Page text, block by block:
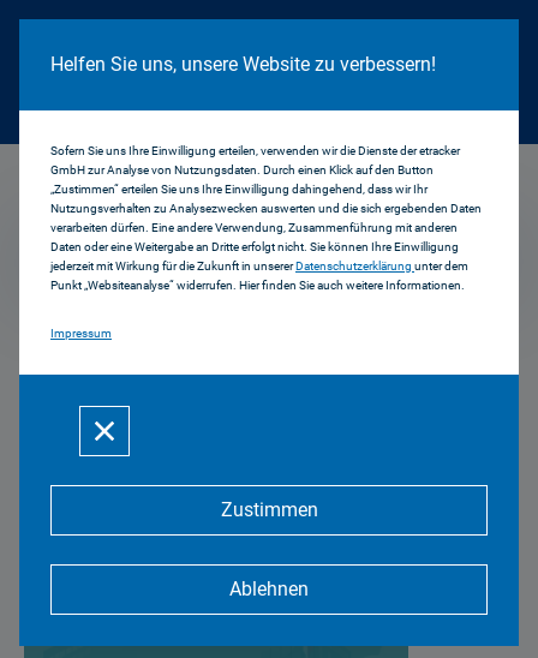
Cookie Hinweis
Helfen Sie uns, unsere Website zu verbessern!
Sofern Sie uns Ihre Einwilligung erteilen, verwenden wir die Dienste der etracker
GmbH zur Analyse von Nutzungsdaten. Durch einen Klick auf den Button
„Zustimmen“ erteilen Sie uns Ihre Einwilligung dahingehend, dass wir Ihr
Nutzungsverhalten zu Analysezwecken auswerten und die sich ergebenden Daten
verarbeiten dürfen. Eine andere Verwendung, Zusammenführung mit anderen
Daten oder eine Weitergabe an Dritte erfolgt nicht. Sie können Ihre Einwilligung
jederzeit mit Wirkung für die Zukunft in unsererDatenschutzerklärung unter dem
Punkt „Websiteanalyse“ widerrufen. Hier finden Sie auch weitere Informationen.
Impressum
Zustimmen
Ablehnen
THE FEED
Mehr zum Thema
THE FEED - Begleitmaterial für
Lehrkräfte